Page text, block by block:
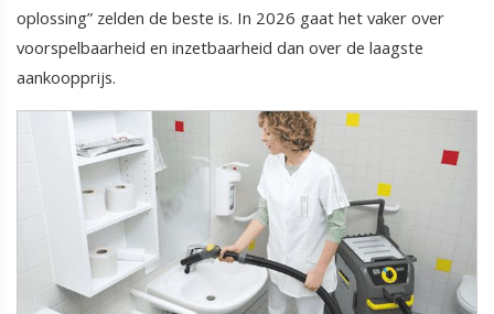
oplossing” zelden de beste is. In 2026 gaat het vaker over
voorspelbaarheid en inzetbaarheid dan over de laagste
aankoopprijs.